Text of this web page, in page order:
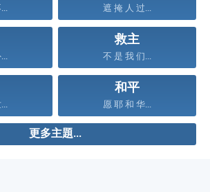
遮 掩 人 过...
救主
不 是 我 们...
和平
愿 耶 和 华...
更多主題...